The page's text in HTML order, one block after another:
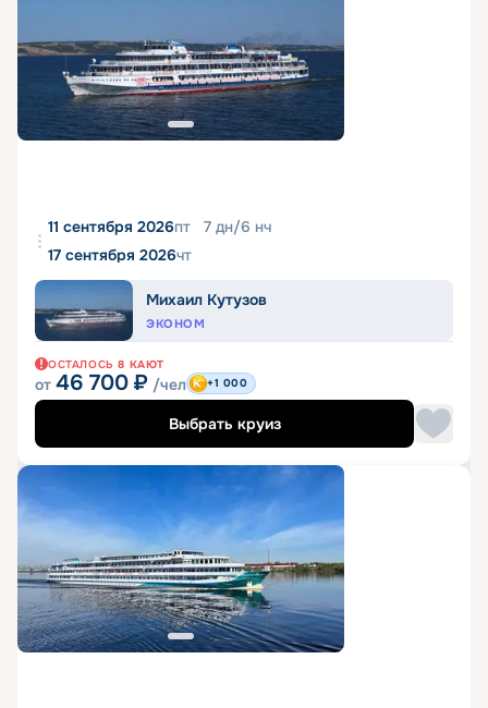
11 сентября 2026пт 7 дн/6 нч
17 сентября 2026чт
Михаил Кутузов
ЭКОНОМ
ОСТАЛОСЬ 8 КАЮТ
от 46 700 ₽ /чел +1 000
Выбрать круиз